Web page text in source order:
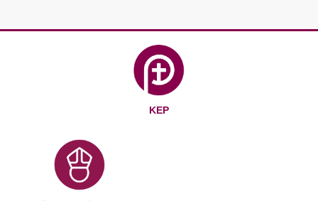
KEP